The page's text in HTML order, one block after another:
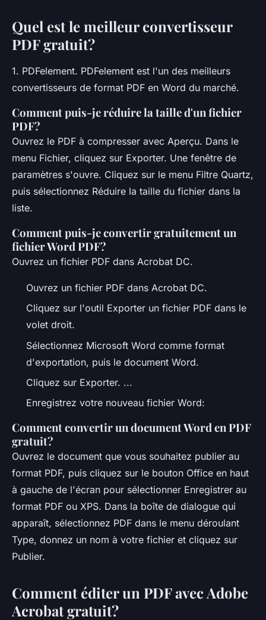
Quel est le meilleur convertisseur
PDF gratuit?
1. PDFelement. PDFelement est l'un des meilleurs
convertisseurs de format PDF en Word du marché.
Comment puis-je réduire la taille d'un fichier
PDF?
Ouvrez le PDF à compresser avec Aperçu. Dans le
menu Fichier, cliquez sur Exporter. Une fenêtre de
paramètres s'ouvre. Cliquez sur le menu Filtre Quartz,
puis sélectionnez Réduire la taille du fichier dans la
liste.
Comment puis-je convertir gratuitement un
fichier Word PDF?
Ouvrez un fichier PDF dans Acrobat DC.
Ouvrez un fichier PDF dans Acrobat DC.
Cliquez sur l'outil Exporter un fichier PDF dans le
volet droit.
Sélectionnez Microsoft Word comme format
d'exportation, puis le document Word.
Cliquez sur Exporter. ...
Enregistrez votre nouveau fichier Word:
Comment convertir un document Word en PDF
gratuit?
Ouvrez le document que vous souhaitez publier au
format PDF, puis cliquez sur le bouton Office en haut
à gauche de l'écran pour sélectionner Enregistrer au
format PDF ou XPS. Dans la boîte de dialogue qui
apparaît, sélectionnez PDF dans le menu déroulant
Type, donnez un nom à votre fichier et cliquez sur
Publier.
Comment éditer un PDF avec Adobe
Acrobat gratuit?